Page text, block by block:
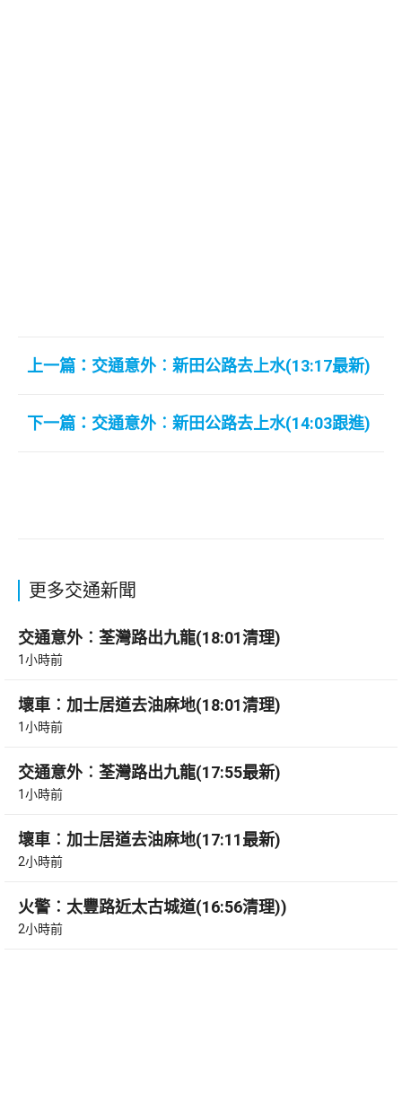
上一篇：交通意外︰新田公路去上水(13:17最新)
下一篇：交通意外︰新田公路去上水(14:03跟進)
更多交通新聞
交通意外︰荃灣路出九龍(18:01清理)
1小時前
壞車︰加士居道去油麻地(18:01清理)
1小時前
交通意外︰荃灣路出九龍(17:55最新)
1小時前
壞車︰加士居道去油麻地(17:11最新)
2小時前
火警︰太豐路近太古城道(16:56清理))
2小時前